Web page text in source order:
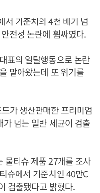
서 기준치의 4천 배가 넘
전성 논란에 휩싸였다.
표의 일탈행동으로 논란
맡아왔는데 또 위기를
가 생산판매한 프리미엄
넘는 일반 세균이 검출
물티슈 제품 27개를 조사
슈에서 기준치인 40만C
검출됐다고 밝혔다.